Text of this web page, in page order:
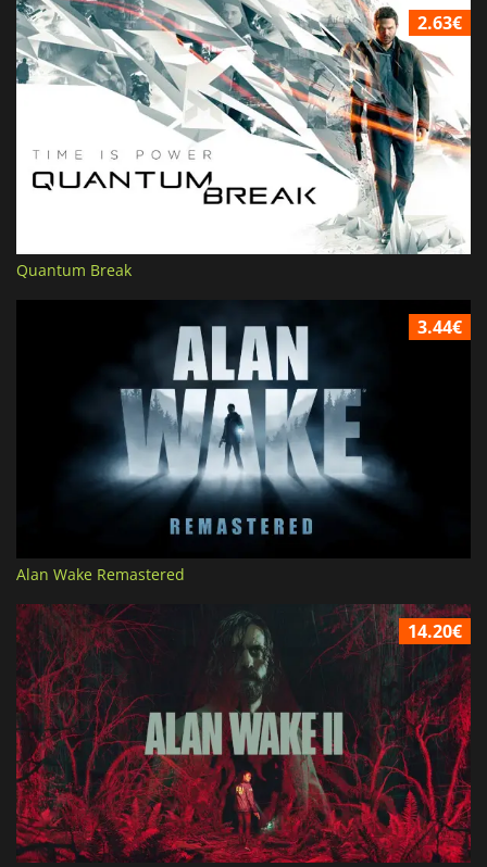
2.63€
Quantum Break
3.44€
Alan Wake Remastered
14.20€